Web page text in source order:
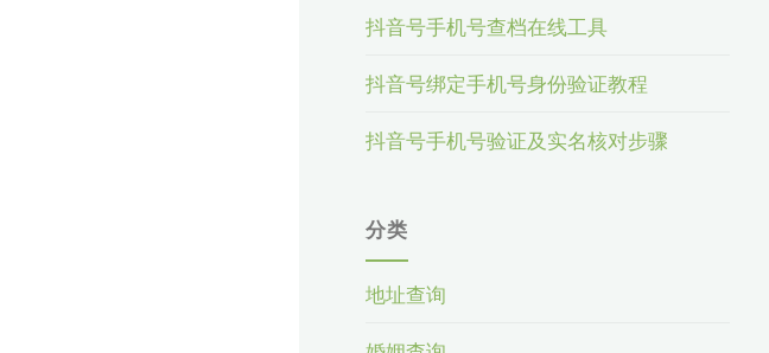
抖音号手机号查档在线工具
抖音号绑定手机号身份验证教程
抖音号手机号验证及实名核对步骤
分类
地址查询